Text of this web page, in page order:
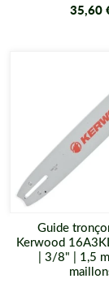
35,60
Guide
Kerwood
| 3/8" | 1,5